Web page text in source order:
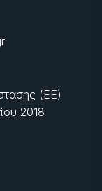
(ΕΕ)
2018